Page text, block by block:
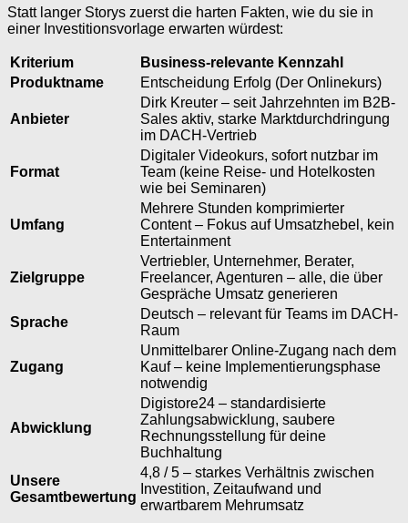
Statt langer Storys zuerst die harten Fakten, wie du sie in
einer Investitionsvorlage erwarten würdest:
Kriterium
Business-relevante Kennzahl
Produktname
Entscheidung Erfolg (Der Onlinekurs)
Anbieter
Dirk Kreuter – seit Jahrzehnten im B2B-
Sales aktiv, starke Marktdurchdringung
im DACH-Vertrieb
Format
Digitaler Videokurs, sofort nutzbar im
Team (keine Reise- und Hotelkosten
wie bei Seminaren)
Umfang
Mehrere Stunden komprimierter
Content – Fokus auf Umsatzhebel, kein
Entertainment
Zielgruppe
Vertriebler, Unternehmer, Berater,
Freelancer, Agenturen – alle, die über
Gespräche Umsatz generieren
Sprache
Deutsch – relevant für Teams im DACH-
Raum
Zugang
Unmittelbarer Online-Zugang nach dem
Kauf – keine Implementierungsphase
notwendig
Abwicklung
Digistore24 – standardisierte
Zahlungsabwicklung, saubere
Rechnungsstellung für deine
Buchhaltung
Unsere
Gesamtbewertung
4,8 / 5 – starkes Verhältnis zwischen
Investition, Zeitaufwand und
erwartbarem Mehrumsatz